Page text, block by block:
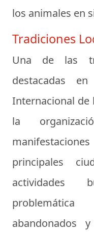
los animales en
Tradiciones
Una de las
destacadas
Internacional de
la
principales
actividades
abandonados